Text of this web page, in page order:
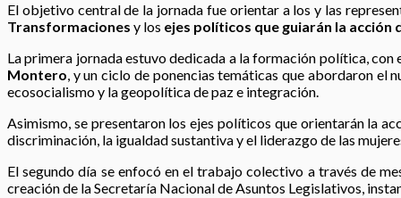
El objetivo central de la jornada fue orientar a los y las
Transformaciones y los ejes políticos que guiarán la acción
La primera jornada estuvo dedicada a la formación política,
Montero, y un ciclo de ponencias temáticas que abordaron el
ecosocialismo y la geopolítica de paz e integración.
Asimismo, se presentaron los ejes políticos que orientarán la
discriminación, la igualdad sustantiva y el liderazgo de las
El segundo día se enfocó en el trabajo colectivo a través de
creación de la Secretaría Nacional de Asuntos Legislativos,